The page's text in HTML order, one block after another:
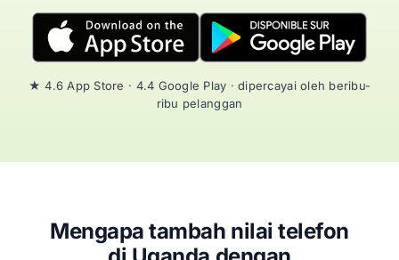
★ 4.6 App Store · 4.4 Google Play · dipercayai oleh beribu-
ribu pelanggan
Mengapa tambah nilai telefon